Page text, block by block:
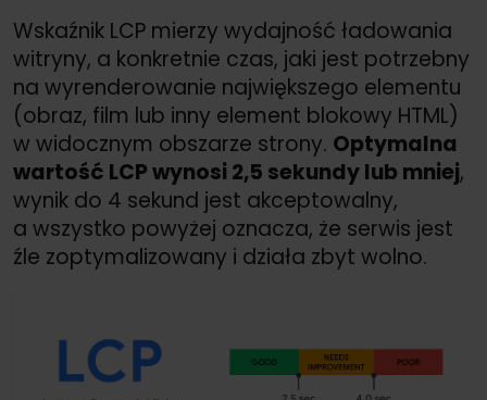
Wskaźnik LCP mierzy wydajność ładowania
witryny, a konkretnie czas, jaki jest potrzebny
na wyrenderowanie największego elementu
(obraz, film lub inny element blokowy HTML)
w widocznym obszarze strony. Optymalna
wartość LCP wynosi 2,5 sekundy lub mniej,
wynik do 4 sekund jest akceptowalny,
a wszystko powyżej oznacza, że serwis jest
źle zoptymalizowany i działa zbyt wolno.